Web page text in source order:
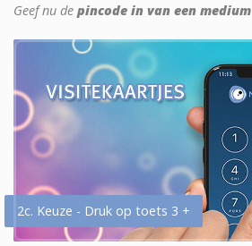
Geef nu de pincode in van een medium
2c. Keuze - Druk op toets 3 +